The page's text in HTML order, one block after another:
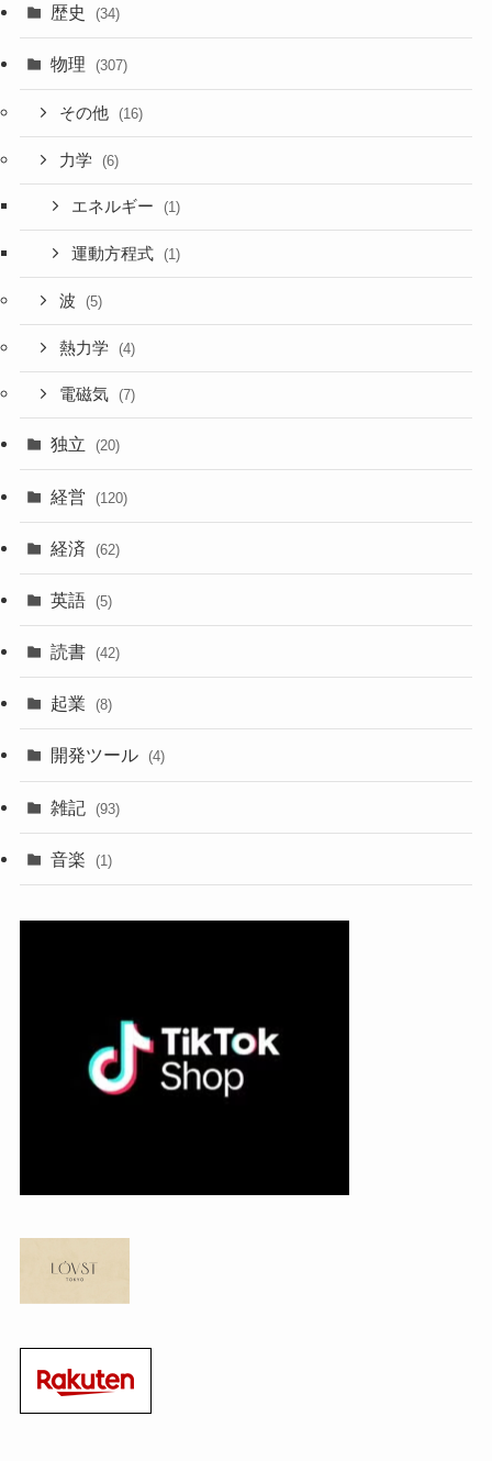
歴史 (34)
物理 (307)
その他 (16)
力学 (6)
エネルギー (1)
運動方程式 (1)
波 (5)
熱力学 (4)
電磁気 (7)
独立 (20)
経営 (120)
経済 (62)
英語 (5)
読書 (42)
起業 (8)
開発ツール (4)
雑記 (93)
音楽 (1)